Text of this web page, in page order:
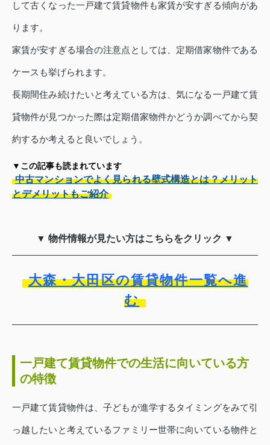
して古くなった一戸建て賃貸物件も家賃が安すぎる傾向があ
ります。
家賃が安すぎる場合の注意点としては、定期借家物件である
ケースも挙げられます。
長期間住み続けたいと考えている方は、気になる一戸建て賃
貸物件が見つかった際は定期借家物件かどうか調べてから契
約するか考えると良いでしょう。
▼この記事も読まれています
中古マンションでよく見られる壁式構造とは？メリット
とデメリットもご紹介
▼ 物件情報が見たい方はこちらをクリック ▼
大森・大田区の賃貸物件一覧へ進
む
一戸建て賃貸物件での生活に向いている方
の特徴
一戸建て賃貸物件は、子どもが進学するタイミングをみて引
っ越したいと考えているファミリー世帯に向いている物件と